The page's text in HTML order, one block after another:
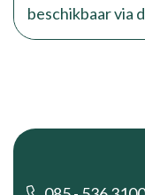
beschikbaar via
Footer